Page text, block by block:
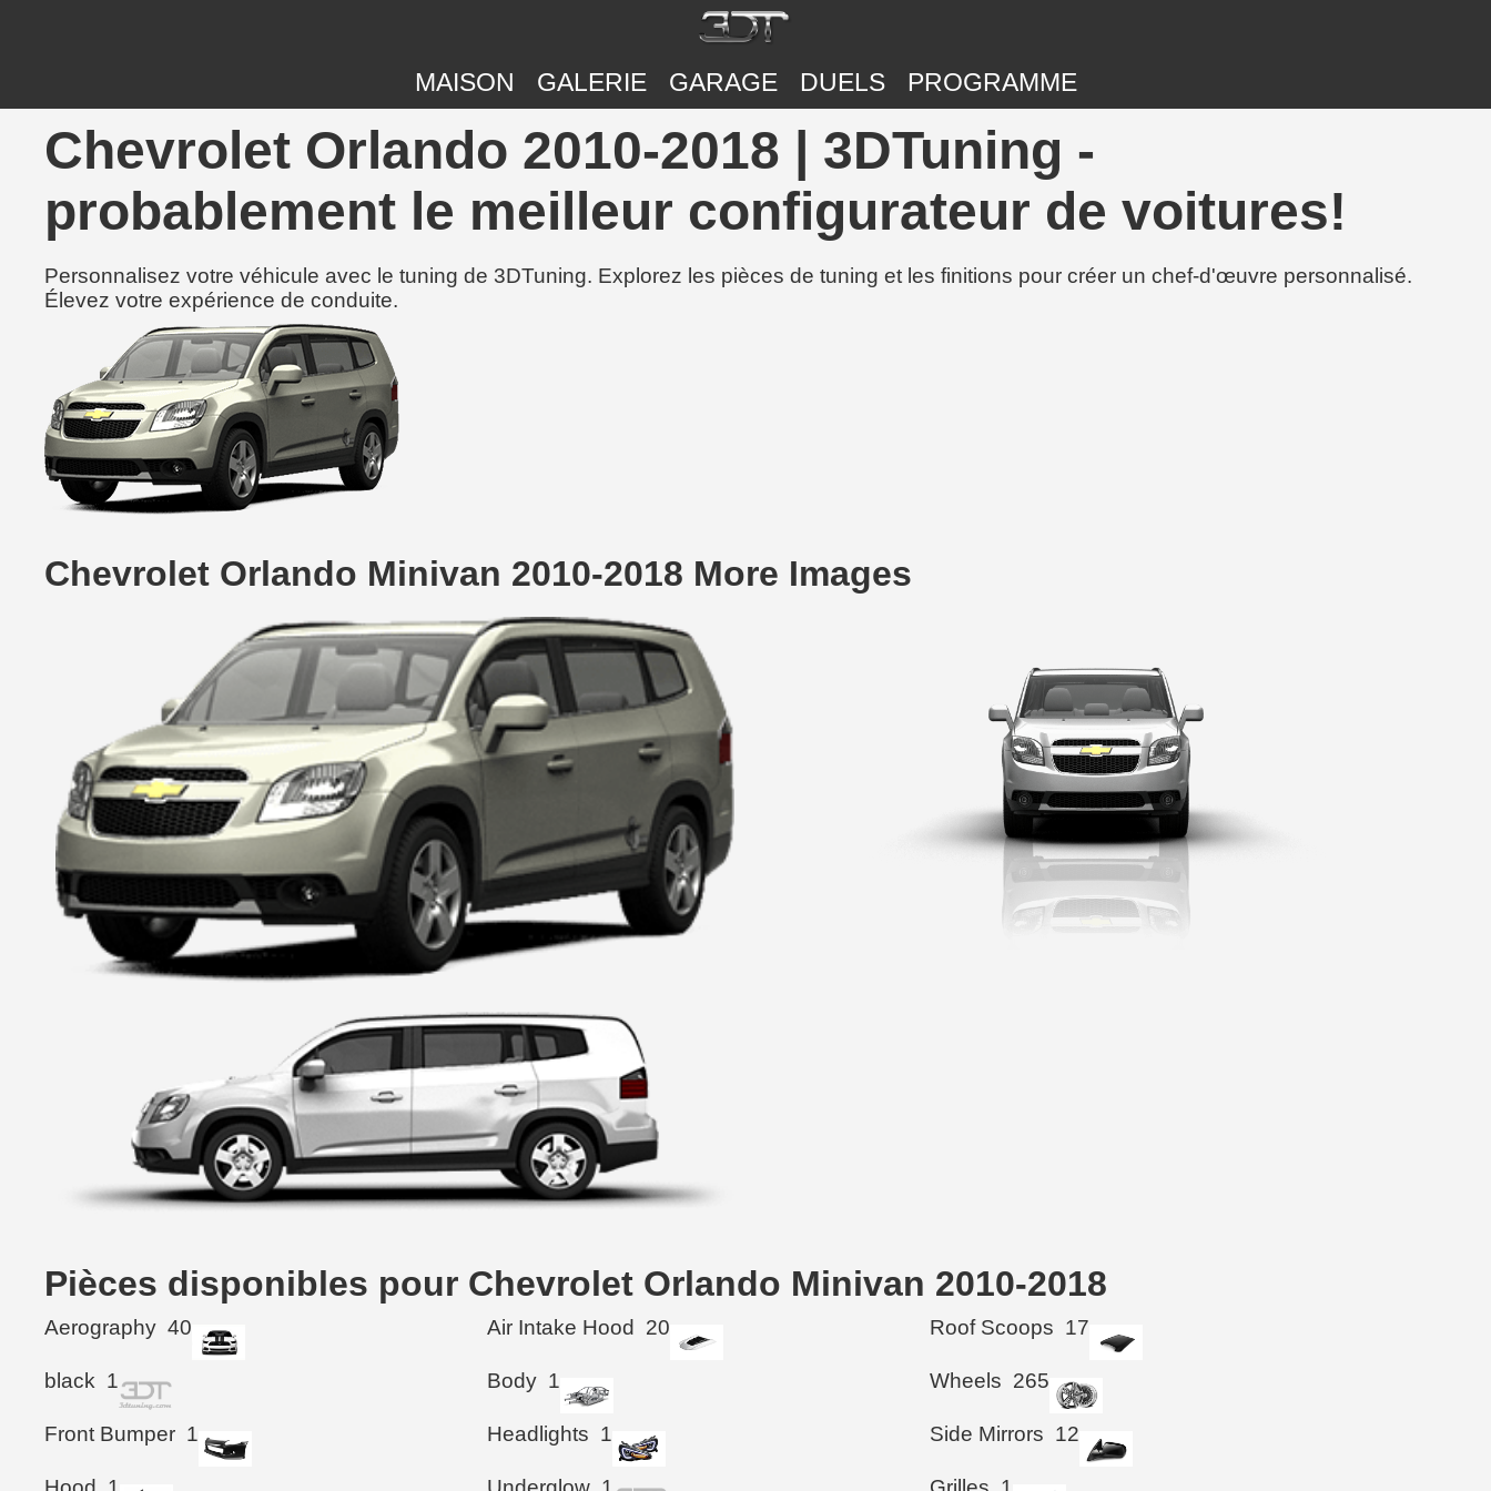
MAISON GALERIE GARAGE DUELS PROGRAMME
Chevrolet Orlando 2010-2018 | 3DTuning -
probablement le meilleur configurateur de voitures!
Personnalisez votre véhicule avec le tuning de 3DTuning. Explorez les pièces de tuning et les finitions pour créer un chef-d'œuvre personnalisé.
Élevez votre expérience de conduite.
Chevrolet Orlando Minivan 2010-2018 More Images
Pièces disponibles pour Chevrolet Orlando Minivan 2010-2018
Aerography 40 Air Intake Hood 20 Roof Scoops 17
black 1 Body 1 Wheels 265
Front Bumper 1 Headlights 1 Side Mirrors 12